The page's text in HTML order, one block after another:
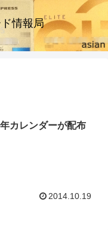
情報局
カレンダーが配布
2014.10.19